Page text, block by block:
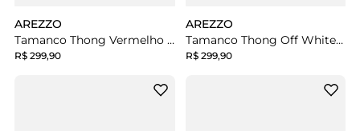
AREZZO
Tamanco Thong Vermelho Couro Salto Fino Tira Dedo
R$ 299,90
AREZZO
Tamanco Thong Off White Couro Salto Fino Tira Dedo
R$ 299,90